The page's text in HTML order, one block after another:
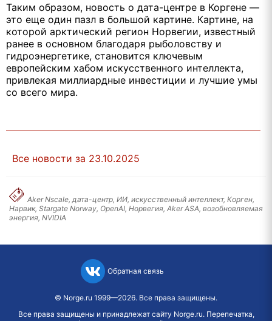
Таким образом, новость о дата-центре в Коргене —
это еще один пазл в большой картине. Картине, на
которой арктический регион Норвегии, известный
ранее в основном благодаря рыболовству и
гидроэнергетике, становится ключевым
европейским хабом искусственного интеллекта,
привлекая миллиардные инвестиции и лучшие умы
со всего мира.
Все новости за 23.10.2025
Aker Nscale, дата-центр, ИИ, искусственный интеллект, Корген,
Нарвик, Stargate Norway, OpenAI, Норвегия, Aker ASA, возобновляемая
энергия, NVIDIA
Обратная связь
© Norge.ru 1999—2026. Все права защищены.
Все права защищены и принадлежат сайту Norge.ru. Перепечатка,